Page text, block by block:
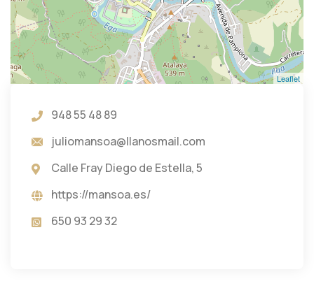
Leaflet
948 55 48 89
juliomansoa@llanosmail.com
Calle Fray Diego de Estella, 5
https://mansoa.es/
650 93 29 32